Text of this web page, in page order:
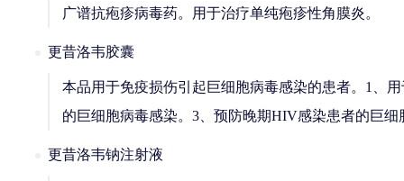
广谱抗疱疹病毒药。用于治疗单纯疱疹性角膜炎。
更昔洛韦胶囊
本品用于免疫损伤引起巨细胞病毒感染的患者。1、
的巨细胞病毒感染。3、预防晚期HIV感染患者的巨细
更昔洛韦钠注射液